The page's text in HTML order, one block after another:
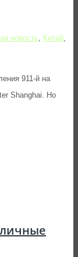
новость Китай
911-й на
Shanghai. Но